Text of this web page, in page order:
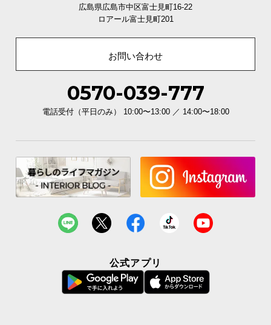
広島県広島市中区富士見町16-22
ロアール富士見町201
お問い合わせ
0570-039-777
電話受付（平日のみ） 10:00〜13:00 ／ 14:00〜18:00
公式アプリ